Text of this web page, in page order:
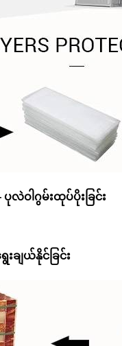
ဝါဂွမ်းထုပ်ပိုးခြင်း
းချယ်နိုင်ခြင်း